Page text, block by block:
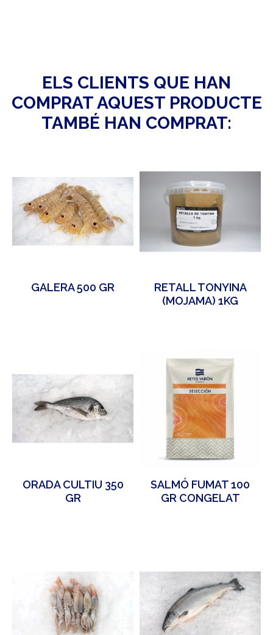
ELS CLIENTS QUE HAN
COMPRAT AQUEST PRODUCTE
TAMBÉ HAN COMPRAT:
GALERA 500 GR
RETALL TONYINA
(MOJAMA) 1KG
ORADA CULTIU 350
GR
SALMÓ FUMAT 100
GR CONGELAT